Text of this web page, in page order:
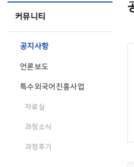
커뮤니티
공지사항
언론보도
특수외국어진흥사업
자료실
과정소식
과정후기